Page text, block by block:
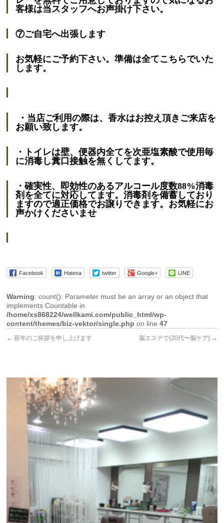
客様は当スタッフへお声掛け下さい。
⑦ご自宅へ出張します
お気軽にご予約下さい。準備は全てこちらでいた
します。
・当店ご利用の際は、香水はお控え頂きご来店を
お願い致します。
・トイレは壁、便器内全てを次亜塩素酸で使用毎
に消毒し糞口接触を無くしてます。
・確実性、即効性のあるアルコール度数88%消毒
剤を全てに対応してます。消毒剤を備蓄しており
ますので適正価格でお譲りできます。お気軽にお
声かけくださいませ
Facebook Hatena twitter Google+ LINE
Warning: count(): Parameter must be an array or an object that
implements Countable in
/home/xs868224/wellkami.com/public_html/wp-
content/themes/biz-vektor/single.php on line47
← 新年のご挨拶を申し上げます 脳エステで(20代〜脳ケア) →